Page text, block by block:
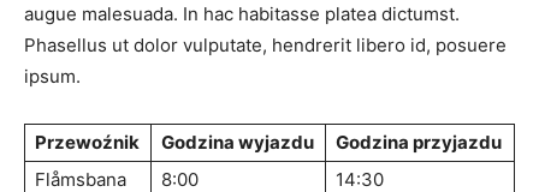
augue ⁤malesuada. In hac habitasse platea dictumst.
Phasellus ut dolor vulputate, hendrerit libero id, ‌posuere
ipsum.
Przewoźnik Godzina wyjazdu
Godzina przyjazdu
Flåmsbana
8:00
14:30